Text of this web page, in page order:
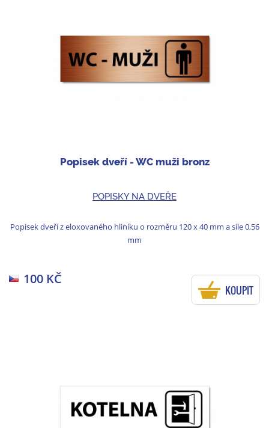
Popisek dveří - WC muži bronz
POPISKY NA DVEŘE
Popisek dveří z eloxovaného hliníku o rozměru 120 x 40 mm a síle 0,56
mm
100 KČ
KOUPIT